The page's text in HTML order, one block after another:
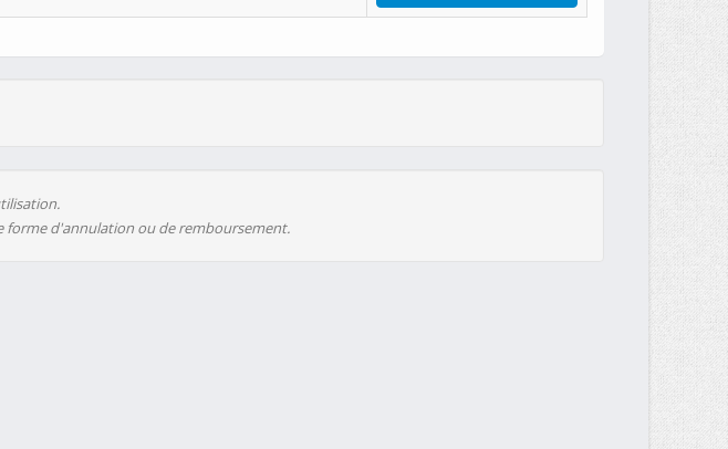
forme d'annulation ou de remboursement.